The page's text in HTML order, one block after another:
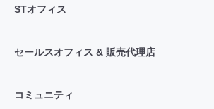
STオフィス
セールスオフィス & 販売代理店
コミュニティ